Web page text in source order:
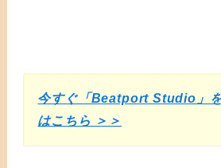
今すぐ「Beatport Studio」
はこちら ＞＞